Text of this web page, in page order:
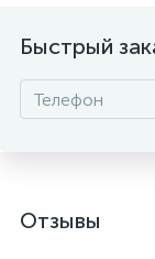
Быстрый
Отзывы